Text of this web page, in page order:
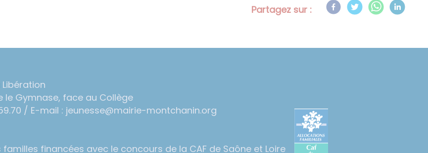
Partagez sur :
le Gymnase, face au Collège
/ E-mail : jeunesse@mairie-montchanin.org
financées avec le concours de la CAF de Saône et Loire